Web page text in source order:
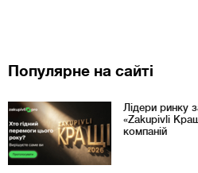
Популярне на сайті
Лідери ринку
«Zakupivli
компаній